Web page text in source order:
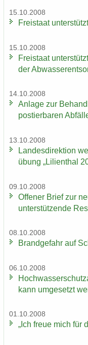
15.10.2008
Frei­staat
15.10.2008
Frei­staat
der
14.10.2008
An­la­ge zur
pos­tier­ba­ren
13.10.2008
Lan­des­di­rek­ti­on
übung „Li­li­en­thal
09.10.2008
Of­fe­ner Brief zur
un­ter­stüt­zen­de
08.10.2008
Brand­ge­fahr auf
06.10.2008
kann um­ge­setzt
01.10.2008
„Ich freue mich für